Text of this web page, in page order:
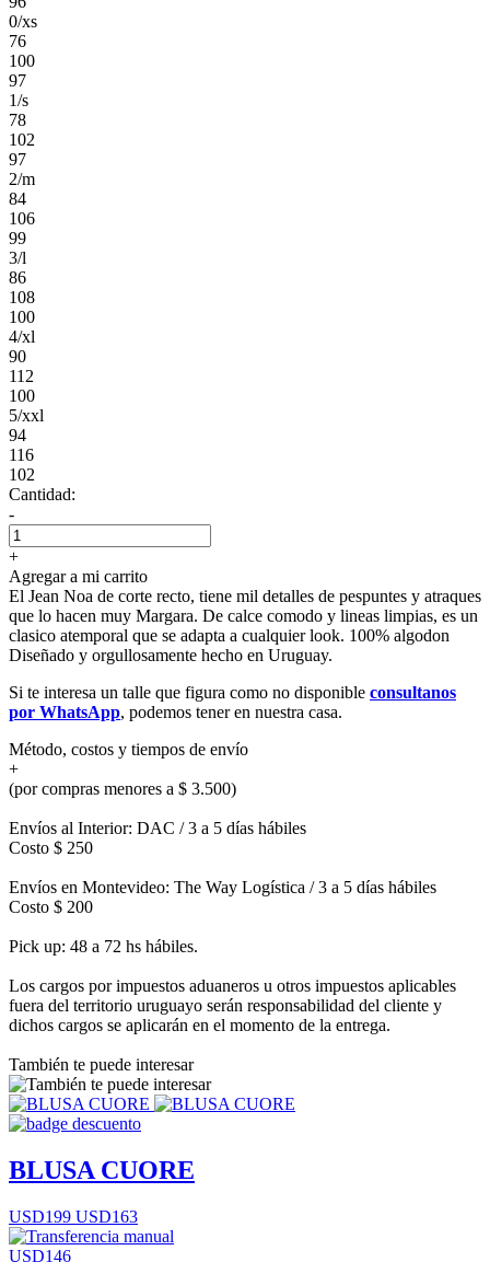
0/xs
76
100
97
1/s
78
102
97
2/m
84
106
99
3/l
86
108
100
4/xl
90
112
100
5/xxl
94
116
102
Cantidad:
-
+
Agregar a mi carrito
El Jean Noa de corte recto, tiene mil detalles de pespuntes y atraques
que lo hacen muy Margara. De calce comodo y lineas limpias, es un
clasico atemporal que se adapta a cualquier look. 100% algodon
Diseñado y orgullosamente hecho en Uruguay.
Si te interesa un talle que figura como no disponible consultanos
por WhatsApp, podemos tener en nuestra casa.
Método, costos y tiempos de envío
+
(por compras menores a $ 3.500)
Envíos al Interior: DAC / 3 a 5 días hábiles
Costo $ 250
Envíos en Montevideo: The Way Logística / 3 a 5 días hábiles
Costo $ 200
Pick up: 48 a 72 hs hábiles.
Los cargos por impuestos aduaneros u otros impuestos aplicables
fuera del territorio uruguayo serán responsabilidad del cliente y
dichos cargos se aplicarán en el momento de la entrega.
También te puede interesar
BLUSA CUORE
USD199 USD163
USD146